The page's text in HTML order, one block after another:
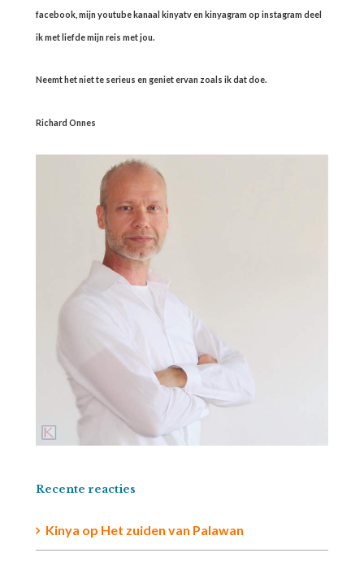
facebook, mijn youtube kanaal kinyatv en kinyagram op instagram deel
ik met liefde mijn reis met jou.
Neemt het niet te serieus en geniet ervan zoals ik dat doe.
Richard Onnes
Recente reacties
Kinya op Het zuiden van Palawan